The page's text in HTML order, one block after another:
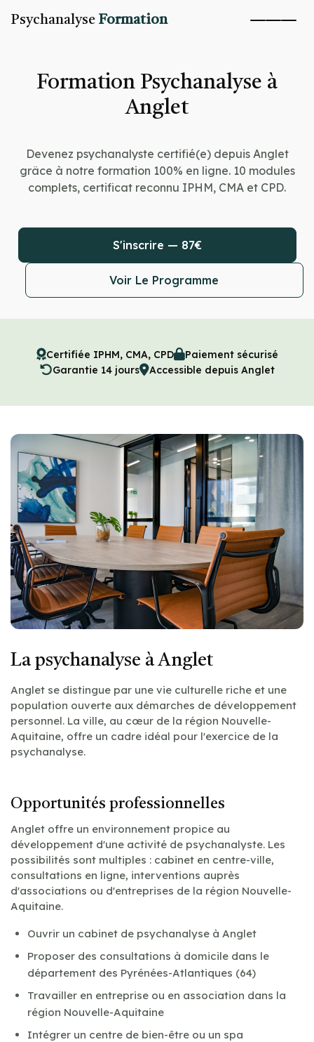
Psychanalyse Formation
Formation Psychanalyse à
Anglet
Devenez psychanalyste certifié(e) depuis Anglet
grâce à notre formation 100% en ligne. 10 modules
complets, certificat reconnu IPHM, CMA et CPD.
S'inscrire — 87€
Voir Le Programme
Certifiée IPHM, CMA, CPD
Paiement sécurisé
Garantie 14 jours
Accessible depuis Anglet
La psychanalyse à Anglet
Anglet se distingue par une vie culturelle riche et une
population ouverte aux démarches de développement
personnel. La ville, au cœur de la région Nouvelle-
Aquitaine, offre un cadre idéal pour l'exercice de la
psychanalyse.
Opportunités professionnelles
Anglet offre un environnement propice au
développement d'une activité de psychanalyste. Les
possibilités sont multiples : cabinet en centre-ville,
consultations en ligne, interventions auprès
d'associations ou d'entreprises de la région Nouvelle-
Aquitaine.
Ouvrir un cabinet de psychanalyse à Anglet
Proposer des consultations à domicile dans le
département des Pyrénées-Atlantiques (64)
Travailler en entreprise ou en association dans la
région Nouvelle-Aquitaine
Intégrer un centre de bien-être ou un spa